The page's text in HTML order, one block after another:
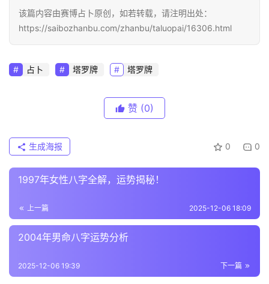
该篇内容由赛博占卜原创，如若转载，请注明出处：
https://saibozhanbu.com/zhanbu/taluopai/16306.html
占卜 塔罗牌 塔罗牌
赞 (0)
0 0
生成海报
1997年女性八字全解，运势揭秘！
上一篇 2025-12-06 18:09
2004年男命八字运势分析
下一篇
2025-12-06 19:39